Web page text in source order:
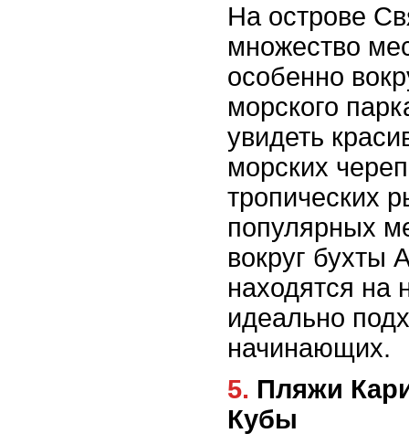
На острове
множество
особенно
морского
увидеть
морских
тропических
популярных
вокруг бухты
находятся на
идеально
начинающих.
5. Пляжи Карибского побережья
Кубы